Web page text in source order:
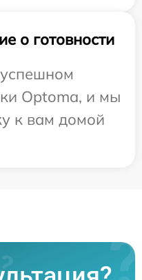
о готовности
Optoma, и мы
к вам домой